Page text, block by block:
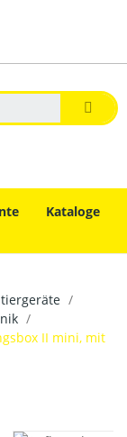
Kataloge
II mini, mit